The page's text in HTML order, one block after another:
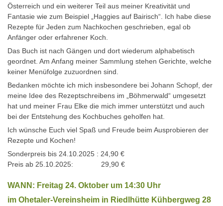
Österreich und ein weiterer Teil aus meiner Kreativität und
Fantasie wie zum Beispiel „Haggies auf Bairisch“. Ich habe diese
Rezepte für Jeden zum Nachkochen geschrieben, egal ob
Anfänger oder erfahrener Koch.
Das Buch ist nach Gängen und dort wiederum alphabetisch
geordnet. Am Anfang meiner Sammlung stehen Gerichte, welche
keiner Menüfolge zuzuordnen sind.
Bedanken möchte ich mich insbesondere bei Johann Schopf, der
meine Idee des Rezeptschreibens im „Böhmerwald“ umgesetzt
hat und meiner Frau Elke die mich immer unterstützt und auch
bei der Entstehung des Kochbuches geholfen hat.
Ich wünsche Euch viel Spaß und Freude beim Ausprobieren der
Rezepte und Kochen!
Sonderpreis bis 24.10.2025 : 24,90 €
Preis ab 25.10.2025: 29,90 €
WANN: Freitag 24. Oktober um 14:30 Uhr
im Ohetaler-Vereinsheim in Riedlhütte Kühbergweg 28